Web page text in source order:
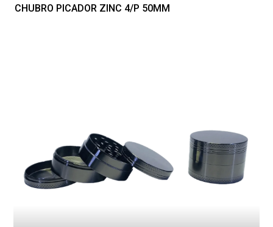
CHUBRO PICADOR ZINC 4/P 50MM